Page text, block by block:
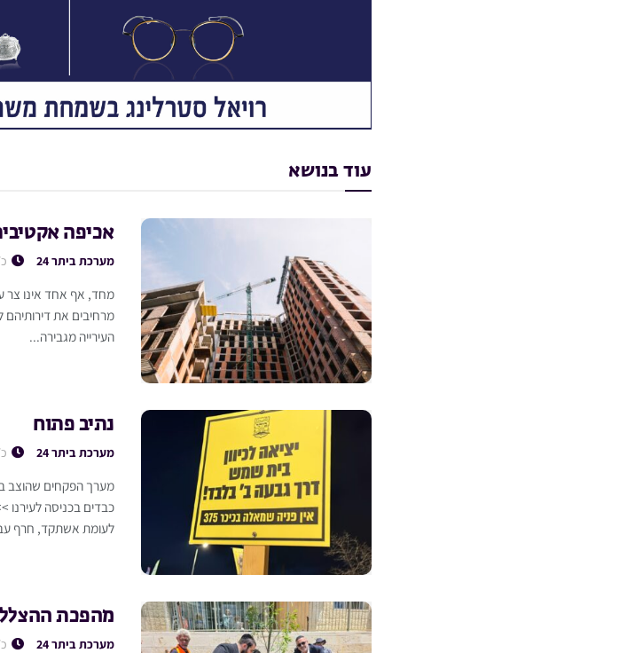
עוד בנושא
אכיפה
מערכת ביתר 24
מחד, אף אחד אינו צר
מרחיבים את דירותיהם
העירייה מגבירה...
נתיב פתוח
מערכת ביתר 24
מערך הפקחים שהוצב
כבדים בכניסה לעירנו
לעומת אשתקד, חרף
מהפכת
מערכת ביתר 24